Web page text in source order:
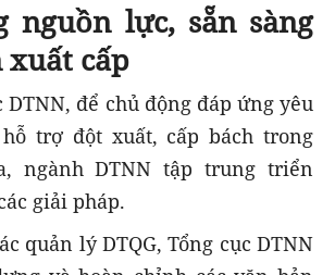
nguồn lực, sẵn sàng
cấp
DTNN, để chủ động đáp ứng yêu
trợ đột xuất, cấp bách trong
ngành DTNN tập trung triển
giải pháp.
quản lý DTQG, Tổng cục DTNN